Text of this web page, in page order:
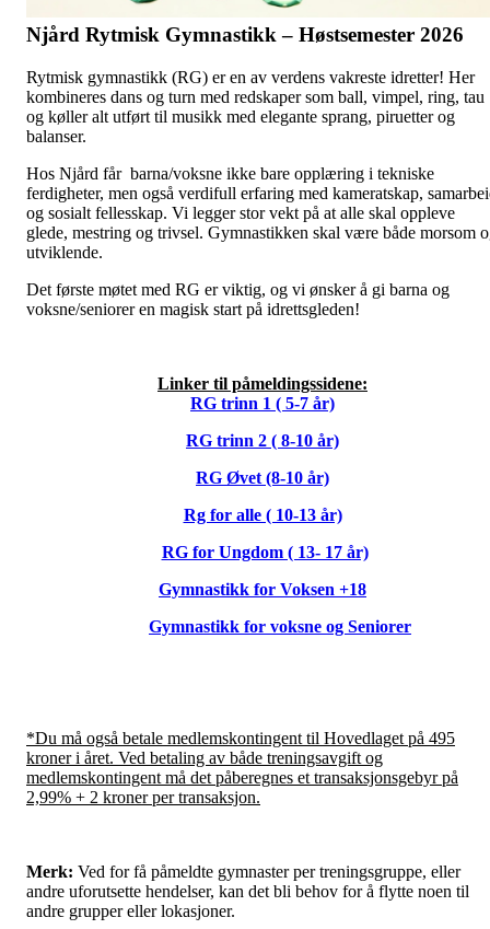
Njård Rytmisk Gymnastikk – Høstsemester 2026
Rytmisk gymnastikk (RG) er en av verdens vakreste idretter! Her
kombineres dans og turn med redskaper som ball, vimpel, ring, tau
og køller alt utført til musikk med elegante sprang, piruetter og
balanser.
Hos Njård får barna/voksne ikke bare opplæring i tekniske
ferdigheter, men også verdifull erfaring med kameratskap,
og sosialt fellesskap. Vi legger stor vekt på at alle skal oppleve
glede, mestring og trivsel. Gymnastikken skal være både morsom
utviklende.
Det første møtet med RG er viktig, og vi ønsker å gi barna og
voksne/seniorer en magisk start på idrettsgleden!
Linker til påmeldingssidene:
RG trinn 1 ( 5-7 år)
RG trinn 2 ( 8-10 år)
RG Øvet (8-10 år)
Rg for alle ( 10-13 år)
RG for Ungdom ( 13- 17 år)
Gymnastikk for Voksen +18
Gymnastikk for voksne og Seniorer
*Du må også betale medlemskontingent til Hovedlaget på 495
kroner i året. Ved betaling av både treningsavgift og
medlemskontingent må det påberegnes et transaksjonsgebyr på
2,99% + 2 kroner per transaksjon.
Merk: Ved for få påmeldte gymnaster per treningsgruppe, eller
andre uforutsette hendelser, kan det bli behov for å flytte noen til
andre grupper eller lokasjoner.